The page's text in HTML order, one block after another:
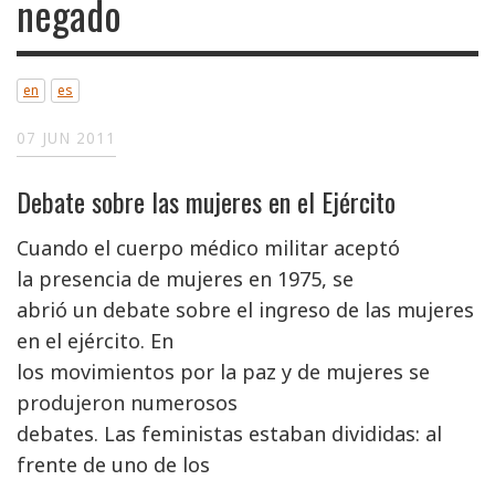
negado
en es
07 JUN 2011
Debate sobre las mujeres en el Ejército
Cuando el cuerpo médico militar aceptó
la presencia de mujeres en 1975, se
abrió un debate sobre el ingreso de las mujeres
en el ejército. En
los movimientos por la paz y de mujeres se
produjeron numerosos
debates. Las feministas estaban divididas: al
frente de uno de los